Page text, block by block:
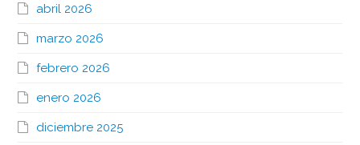
abril 2026
marzo 2026
febrero 2026
enero 2026
diciembre 2025